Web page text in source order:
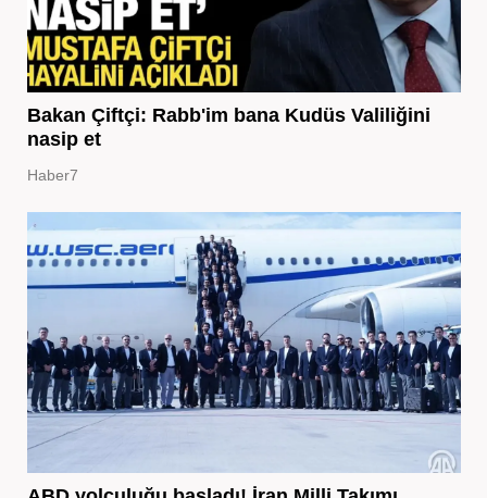
Bakan Çiftçi: Rabb'im bana Kudüs Valiliğini
nasip et
Haber7